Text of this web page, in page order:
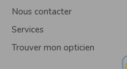
Nous contacter
Services
Trouver mon opticien